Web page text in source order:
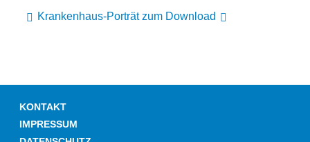
Krankenhaus-Porträt zum Download
KONTAKT
IMPRESSUM